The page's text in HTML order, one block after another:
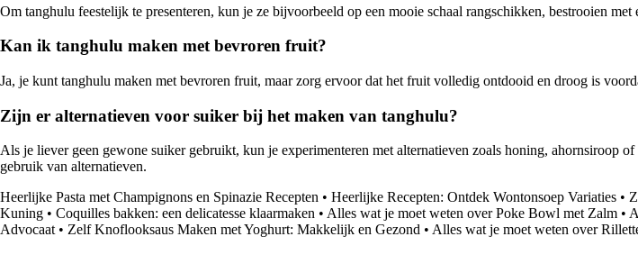
Om tanghulu feestelijk te presenteren, kun je ze bijvoorbeeld op een mooie schaal rangschikken, bestrooien
Kan ik tanghulu maken met bevroren fruit?
Ja, je kunt tanghulu maken met bevroren fruit, maar zorg ervoor dat het fruit volledig ontdooid en droog is
Zijn er alternatieven voor suiker bij het maken van tanghulu?
Als je liever geen gewone suiker gebruikt, kun je experimenteren met alternatieven zoals honing, ahornsiroop
gebruik van alternatieven.
Heerlijke Pasta met Champignons en Spinazie Recepten • Heerlijke Recepten: Ontdek Wontonsoep Variaties •
Kuning • Coquilles bakken: een delicatesse klaarmaken • Alles wat je moet weten over Poke Bowl met Zalm •
Advocaat• Zelf Knoflooksaus Maken met Yoghurt: Makkelijk en Gezond • Alles wat je moet weten over